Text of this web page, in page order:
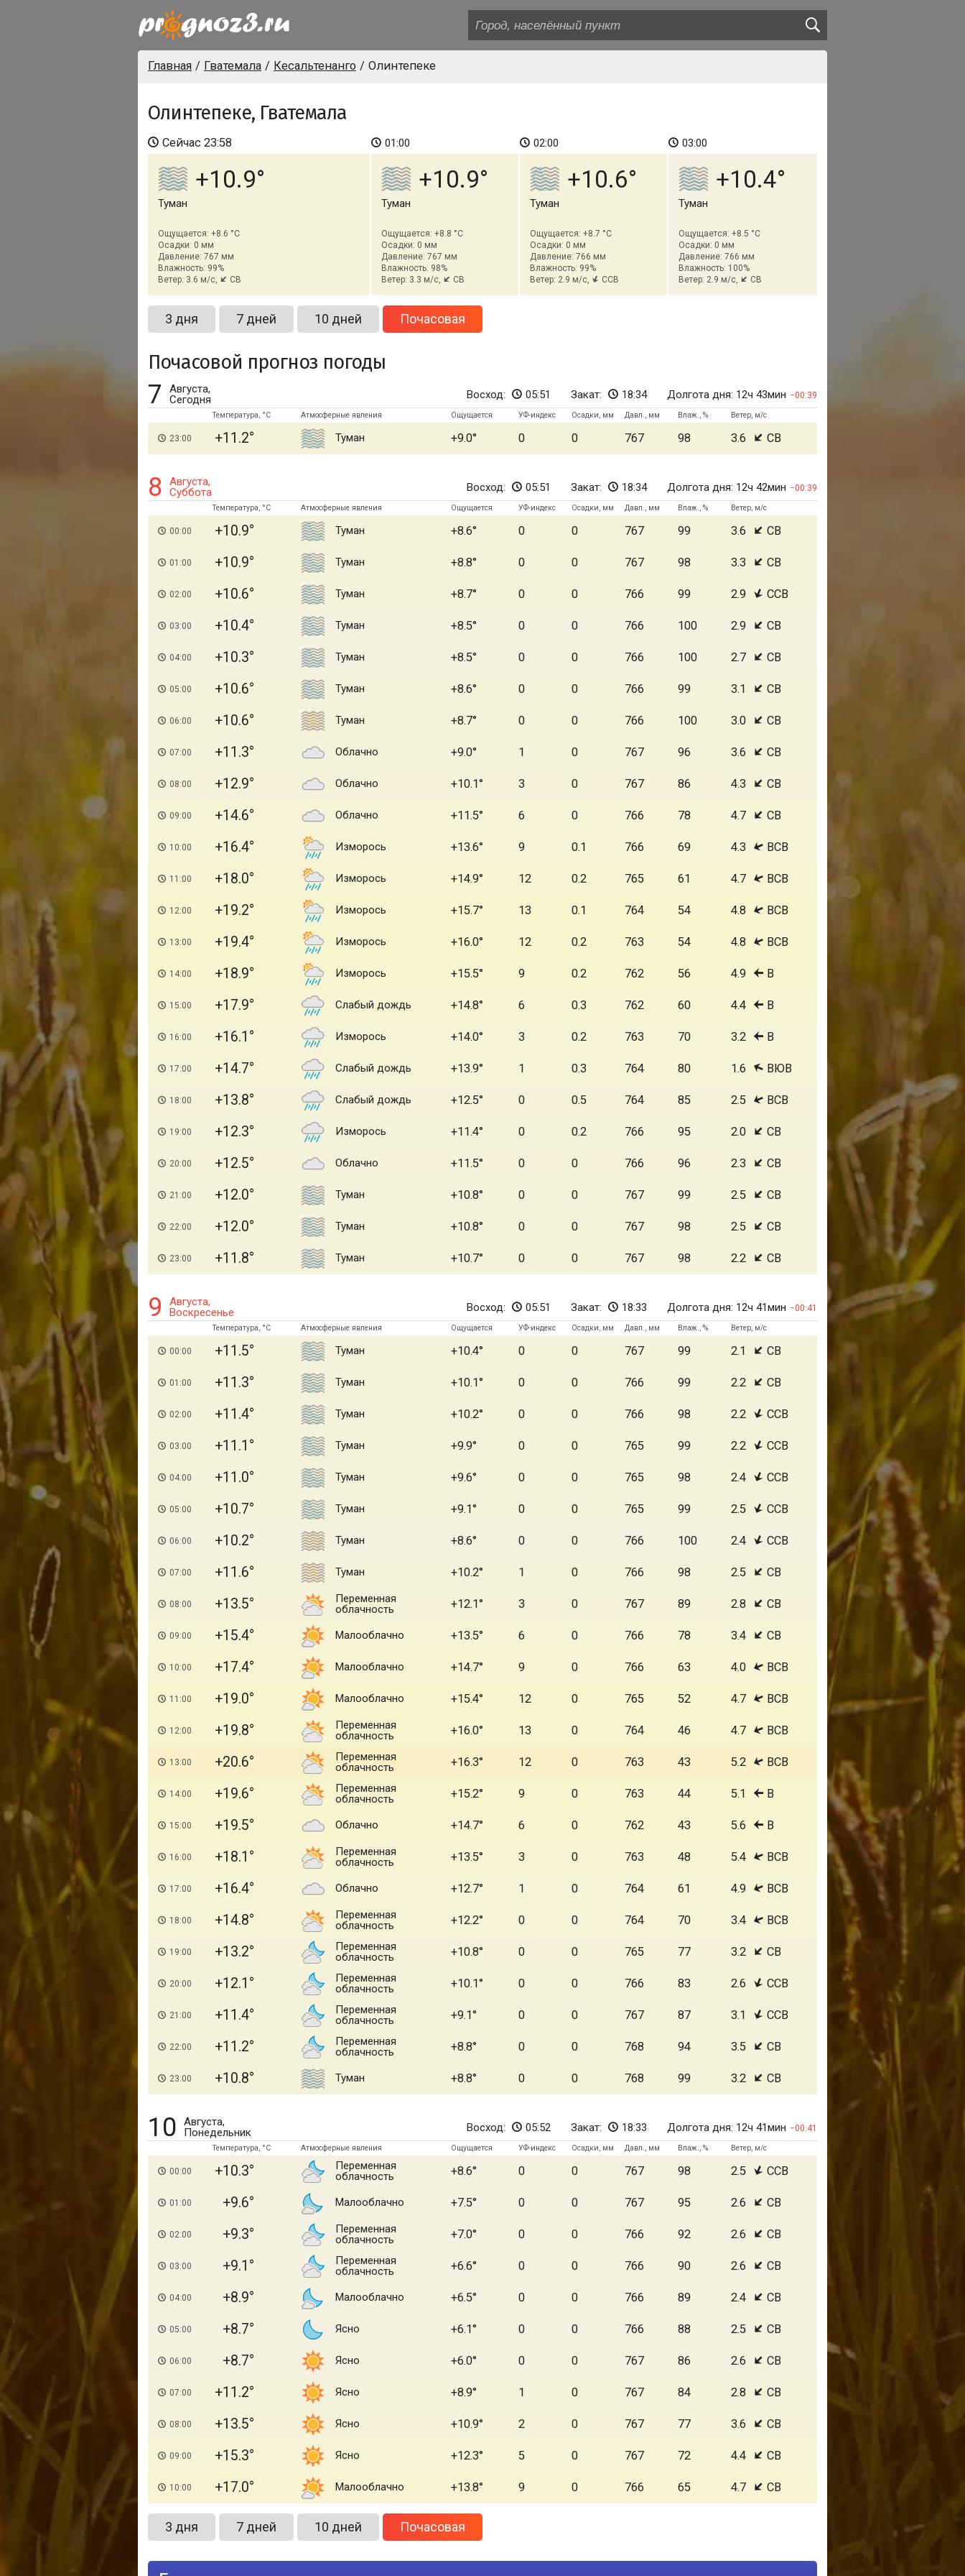
Главная Гватемала Кесальтенанго Олинтепеке
Олинтепеке, Гватемала
Сейчас 23:58
+10.9
Туман
Ощущается: +8.6 °C
Осадки: 0 мм
Давление: 767 мм
Влажность: 99%
Ветер: 3.6 м/с,
СВ
01:00
+10.9
Туман
Ощущается: +8.8 °C
Осадки: 0 мм
Давление: 767 мм
Влажность: 98%
Ветер: 3.3 м/с,
СВ
02:00
+10.6
Туман
Ощущается: +8.7 °C
Осадки: 0 мм
Давление: 766 мм
Влажность: 99%
Ветер: 2.9 м/с,
ССВ
03:00
+10.4
Туман
Ощущается: +8.5 °C
Осадки: 0 мм
Давление: 766 мм
Влажность: 100%
Ветер: 2.9 м/с,
СВ
3 дня 7 дней 10 дней Почасовая
Почасовой прогноз погоды
7
Августа,
Сегодня
Восход: 05:51 Закат: 18:34 Долгота дня: 12ч 43мин 00:39
Температура, °C Атмосферные явления Ощущается УФ-индекс Осадки, мм Давл., мм Влаж., % Ветер, м/с
23:00 +11.2 Туман +9.0 0 0 767 98 3.6 СВ
8
Августа,
Суббота
Восход: 05:51 Закат: 18:34 Долгота дня: 12ч 42мин 00:39
Температура, °C Атмосферные явления Ощущается УФ-индекс Осадки, мм Давл., мм Влаж., % Ветер, м/с
00:00 +10.9 Туман +8.6 0 0 767 99 3.6 СВ
01:00 +10.9 Туман +8.8 0 0 767 98 3.3 СВ
02:00 +10.6 Туман +8.7 0 0 766 99 2.9 ССВ
03:00 +10.4 Туман +8.5 0 0 766 100 2.9 СВ
04:00 +10.3 Туман +8.5 0 0 766 100 2.7 СВ
05:00 +10.6 Туман +8.6 0 0 766 99 3.1 СВ
06:00 +10.6 Туман +8.7 0 0 766 100 3.0 СВ
07:00 +11.3 Облачно +9.0 1 0 767 96 3.6 СВ
08:00 +12.9 Облачно +10.1 3 0 767 86 4.3 СВ
09:00 +14.6 Облачно +11.5 6 0 766 78 4.7 СВ
10:00 +16.4 Изморось +13.6 9 0.1 766 69 4.3 ВСВ
11:00 +18.0 Изморось +14.9 12 0.2 765 61 4.7 ВСВ
12:00 +19.2 Изморось +15.7 13 0.1 764 54 4.8 ВСВ
13:00 +19.4 Изморось +16.0 12 0.2 763 54 4.8 ВСВ
14:00 +18.9 Изморось +15.5 9 0.2 762 56 4.9 В
15:00 +17.9 Слабый дождь +14.8 6 0.3 762 60 4.4 В
16:00 +16.1 Изморось +14.0 3 0.2 763 70 3.2 В
17:00 +14.7 Слабый дождь +13.9 1 0.3 764 80 1.6 ВЮВ
18:00 +13.8 Слабый дождь +12.5 0 0.5 764 85 2.5 ВСВ
19:00 +12.3 Изморось +11.4 0 0.2 766 95 2.0 СВ
20:00 +12.5 Облачно +11.5 0 0 766 96 2.3 СВ
21:00 +12.0 Туман +10.8 0 0 767 99 2.5 СВ
22:00 +12.0 Туман +10.8 0 0 767 98 2.5 СВ
23:00 +11.8 Туман +10.7 0 0 767 98 2.2 СВ
9
Августа,
Воскресенье
Восход: 05:51 Закат: 18:33 Долгота дня: 12ч 41мин 00:41
Температура, °C Атмосферные явления Ощущается УФ-индекс Осадки, мм Давл., мм Влаж., % Ветер, м/с
00:00 +11.5 Туман +10.4 0 0 767 99 2.1 СВ
01:00 +11.3 Туман +10.1 0 0 766 99 2.2 СВ
02:00 +11.4 Туман +10.2 0 0 766 98 2.2 ССВ
03:00 +11.1 Туман +9.9 0 0 765 99 2.2 ССВ
04:00 +11.0 Туман +9.6 0 0 765 98 2.4 ССВ
05:00 +10.7 Туман +9.1 0 0 765 99 2.5 ССВ
06:00 +10.2 Туман +8.6 0 0 766 100 2.4 ССВ
07:00 +11.6 Туман +10.2 1 0 766 98 2.5 СВ
08:00 +13.5
Переменная
облачность
+12.1 3 0 767 89 2.8 СВ
09:00 +15.4 Малооблачно +13.5 6 0 766 78 3.4 СВ
10:00 +17.4 Малооблачно +14.7 9 0 766 63 4.0 ВСВ
11:00 +19.0 Малооблачно +15.4 12 0 765 52 4.7 ВСВ
12:00 +19.8
Переменная
облачность
+16.0 13 0 764 46 4.7 ВСВ
13:00 +20.6
Переменная
облачность
+16.3 12 0 763 43 5.2 ВСВ
14:00 +19.6
Переменная
облачность
+15.2 9 0 763 44 5.1 В
15:00 +19.5 Облачно +14.7 6 0 762 43 5.6 В
16:00 +18.1
Переменная
облачность
+13.5 3 0 763 48 5.4 ВСВ
17:00 +16.4 Облачно +12.7 1 0 764 61 4.9 ВСВ
18:00 +14.8
Переменная
облачность
+12.2 0 0 764 70 3.4 ВСВ
19:00 +13.2
Переменная
облачность
+10.8 0 0 765 77 3.2 СВ
20:00 +12.1
Переменная
облачность
+10.1 0 0 766 83 2.6 ССВ
21:00 +11.4
Переменная
облачность
+9.1 0 0 767 87 3.1 ССВ
22:00 +11.2
Переменная
облачность
+8.8 0 0 768 94 3.5 СВ
23:00 +10.8 Туман +8.8 0 0 768 99 3.2 СВ
10
Августа,
Понедельник
Восход: 05:52 Закат: 18:33 Долгота дня: 12ч 41мин 00:41
Температура, °C Атмосферные явления Ощущается УФ-индекс Осадки, мм Давл., мм Влаж., % Ветер, м/с
00:00 +10.3
Переменная
облачность
+8.6 0 0 767 98 2.5 ССВ
01:00 +9.6 Малооблачно +7.5 0 0 767 95 2.6 СВ
02:00 +9.3
Переменная
облачность
+7.0 0 0 766 92 2.6 СВ
03:00 +9.1
Переменная
облачность
+6.6 0 0 766 90 2.6 СВ
04:00 +8.9 Малооблачно +6.5 0 0 766 89 2.4 СВ
05:00 +8.7 Ясно +6.1 0 0 766 88 2.5 СВ
06:00 +8.7 Ясно +6.0 0 0 767 86 2.6 СВ
07:00 +11.2 Ясно +8.9 1 0 767 84 2.8 СВ
08:00 +13.5 Ясно +10.9 2 0 767 77 3.6 СВ
09:00 +15.3 Ясно +12.3 5 0 767 72 4.4 СВ
10:00 +17.0 Малооблачно +13.8 9 0 766 65 4.7 СВ
3 дня 7 дней 10 дней Почасовая